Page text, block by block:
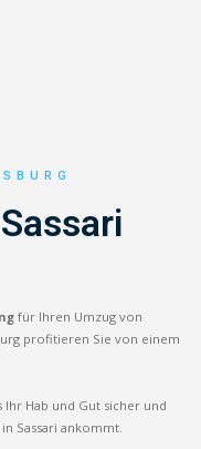
für Ihren Umzug von
profitieren Sie von einem
Ihr Hab und Gut sicher und
Sassari ankommt.